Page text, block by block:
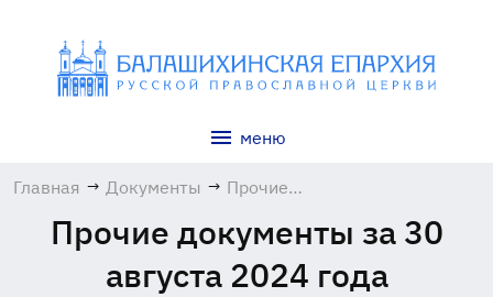
меню
Главная → Документы → Прочие
Прочие документы за 30
августа 2024 года